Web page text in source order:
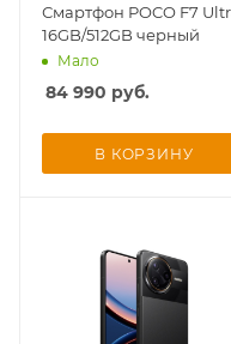
Смартфон POCO F7
16GB/512GB черный
Мало
84 990 руб.
В КОРЗИНУ
Добавляйте
в корзину
Оплачивайте
25% картой
Получайте товар
выбранный